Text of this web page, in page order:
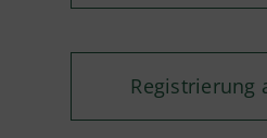
Registrierung